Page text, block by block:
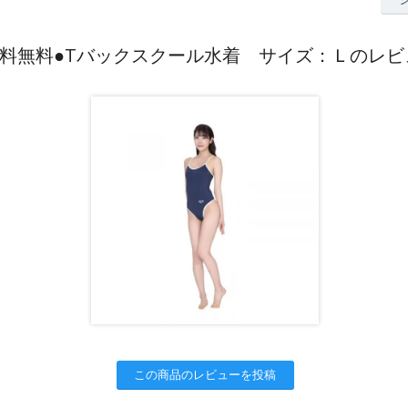
無料●Tバックスクール水着 サイズ：Ｌのレビ
この商品のレビューを投稿